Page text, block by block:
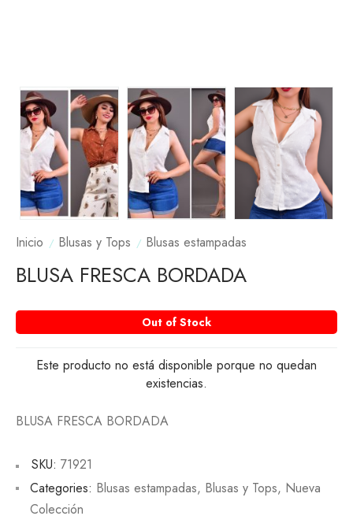
Inicio Blusas y Tops Blusas estampadas
BLUSA FRESCA BORDADA
Out of Stock
Este producto no está disponible porque no quedan
existencias.
BLUSA FRESCA BORDADA
SKU: 71921
Categories: Blusas estampadas, Blusas y Tops, Nueva
Colección